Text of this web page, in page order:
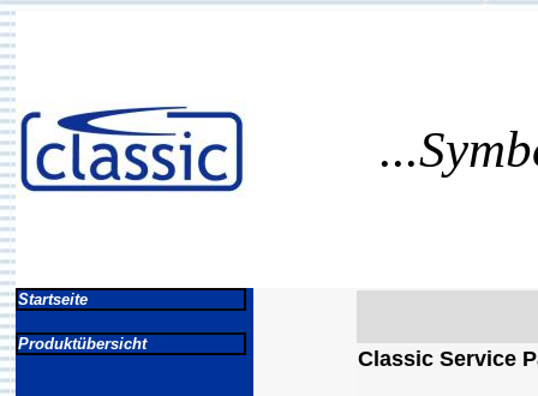
Startseite
Produktübersicht
Classic Service